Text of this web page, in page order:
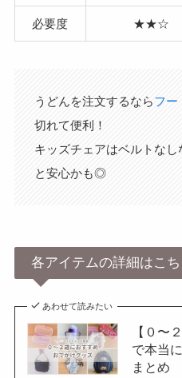
必要度 ★★☆
うどんを注文するならフー
切れて便利！
キッズチェアはベルトなし
と安心かも◎
各アイテムの詳細はこち
あわせて読みたい
【０〜
で本当
まとめ